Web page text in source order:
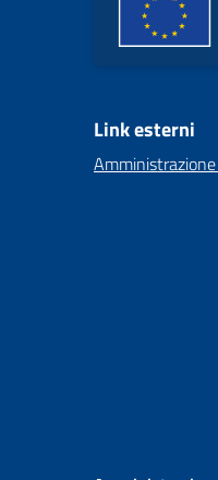
Link esterni